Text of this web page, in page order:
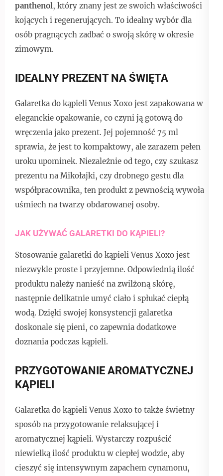
panthenol, który znany jest ze swoich właściwości
kojących i regenerujących. To idealny wybór dla
osób pragnących zadbać o swoją skórę w okresie
zimowym.
IDEALNY PREZENT NA ŚWIĘTA
Galaretka do kąpieli Venus Xoxo jest zapakowana w
eleganckie opakowanie, co czyni ją gotową do
wręczenia jako prezent. Jej pojemność 75 ml
sprawia, że jest to kompaktowy, ale zarazem pełen
uroku upominek. Niezależnie od tego, czy szukasz
prezentu na Mikołajki, czy drobnego gestu dla
współpracownika, ten produkt z pewnością wywoła
uśmiech na twarzy obdarowanej osoby.
JAK UŻYWAĆ GALARETKI DO KĄPIELI?
Stosowanie galaretki do kąpieli Venus Xoxo jest
niezwykle proste i przyjemne. Odpowiednią ilość
produktu należy nanieść na zwilżoną skórę,
następnie delikatnie umyć ciało i spłukać ciepłą
wodą. Dzięki swojej konsystencji galaretka
doskonale się pieni, co zapewnia dodatkowe
doznania podczas kąpieli.
PRZYGOTOWANIE AROMATYCZNEJ
KĄPIELI
Galaretka do kąpieli Venus Xoxo to także świetny
sposób na przygotowanie relaksującej i
aromatycznej kąpieli. Wystarczy rozpuścić
niewielką ilość produktu w ciepłej wodzie, aby
cieszyć się intensywnym zapachem cynamonu,